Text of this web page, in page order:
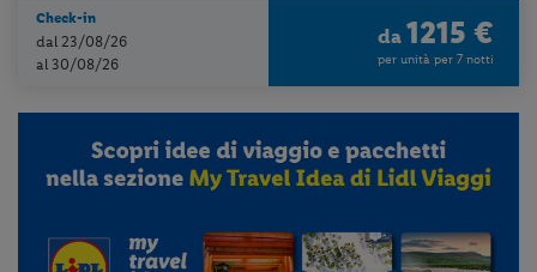
Check-in
dal 23/08/26
al 30/08/26
da 1215 €
per unità per 7 notti